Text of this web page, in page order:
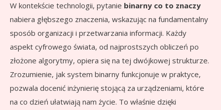
W kontekście technologii, pytanie binarny co to znaczy
nabiera głębszego znaczenia, wskazując na fundamentalny
sposób organizacji i przetwarzania informacji. Każdy
aspekt cyfrowego świata, od najprostszych obliczeń po
złożone algorytmy, opiera się na tej dwójkowej strukturze.
Zrozumienie, jak system binarny funkcjonuje w praktyce,
pozwala docenić inżynierię stojącą za urządzeniami, które
na co dzień ułatwiają nam życie. To właśnie dzięki